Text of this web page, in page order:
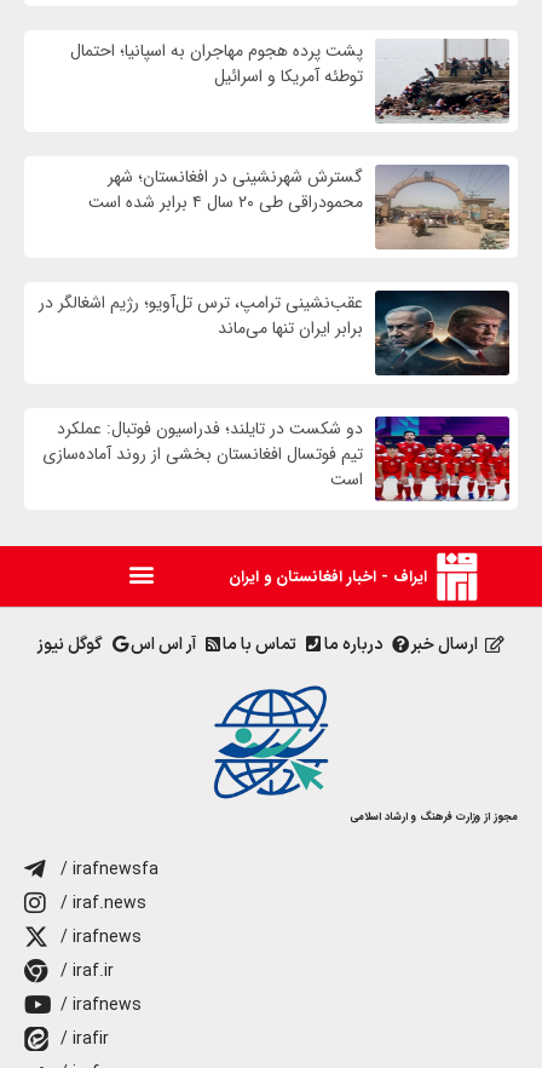
پشت پرده هجوم مهاجران به اسپانیا؛ احتمال
توطئه آمریکا و اسرائیل
گسترش شهرنشینی در افغانستان؛ شهر
محمودراقی طی ۲۰ سال ۴ برابر شده است
عقب‌نشینی ترامپ، ترس تل‌آویو؛ رژیم اشغالگر در
برابر ایران تنها می‌ماند
دو شکست در تایلند؛ فدراسیون فوتبال: عملکرد
تیم فوتسال افغانستان بخشی از روند آماده‌سازی
است
ایراف - اخبار افغانستان و ایران
ارسال خبر درباره ما تماس با ما آر اس اس گوگل نیوز
مجوز از وزارت فرهنگ و ارشاد اسلامی
/ irafnewsfa
/ iraf.news
/ irafnews
/ iraf.ir
/ irafnews
/ irafir